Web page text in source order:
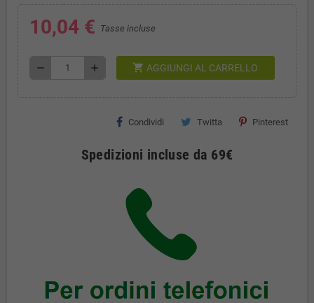
10,04 € Tasse incluse
remove add shopping_cart AGGIUNGI AL CARRELLO
Condividi Twitta Pinterest
Spedizioni incluse da 69€